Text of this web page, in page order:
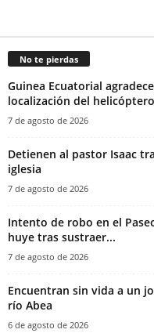
No te pierdas
Guinea Ecuatorial
localización del
7 de agosto de 2026
‎Detienen al pastor Isaac
iglesia‎
7 de agosto de 2026
Intento de robo en el
huye tras sustraer...
7 de agosto de 2026
Encuentran sin vida a un
río Abea
6 de agosto de 2026